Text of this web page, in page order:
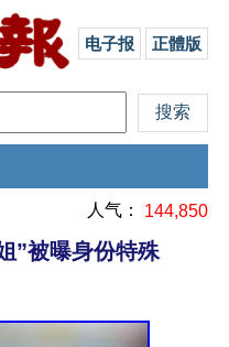
电子报 正體版
人气： 144,850
”被曝身份特殊